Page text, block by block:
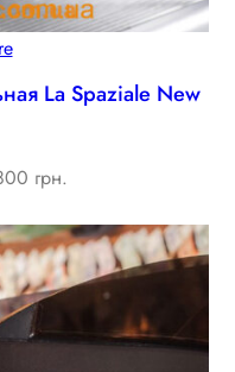
La Spaziale New
₴.
грн.
is:
23800 ₴.